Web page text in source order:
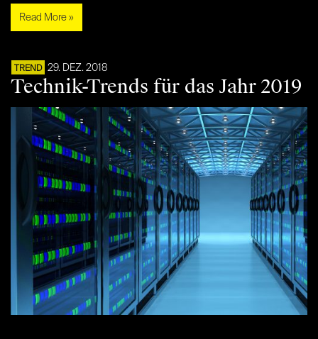
Read More »
TREND 29. DEZ. 2018
Technik-Trends für das Jahr 2019